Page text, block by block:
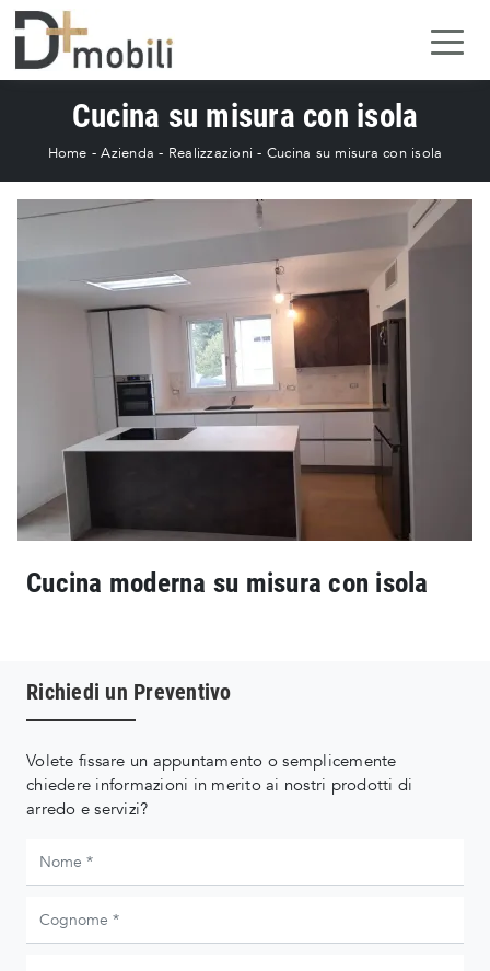
Cucina su misura con isola
Home -Azienda - Realizzazioni - Cucina su misura con isola
Cucina moderna su misura con isola
Richiedi un Preventivo
Volete fissare un appuntamento o semplicemente
chiedere informazioni in merito ai nostri prodotti di
arredo e servizi?